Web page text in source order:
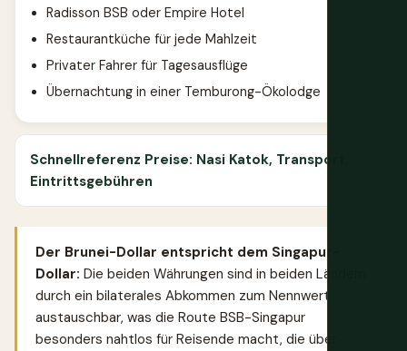
Radisson BSB oder Empire Hotel
Restaurantküche für jede Mahlzeit
Privater Fahrer für Tagesausflüge
Übernachtung in einer Temburong-Ökolodge
Schnellreferenz Preise: Nasi Katok, Transport,
Eintrittsgebühren
Der Brunei-Dollar entspricht dem Singapur-
Dollar: Die beiden Währungen sind in beiden Ländern
durch ein bilaterales Abkommen zum Nennwert
austauschbar, was die Route BSB-Singapur
besonders nahtlos für Reisende macht, die über